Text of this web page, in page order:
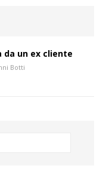
un ex cliente
Botti